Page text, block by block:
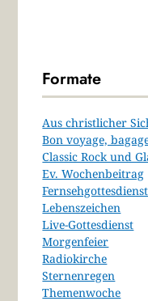
Formate
Aus christlicher
Bon voyage,
Classic Rock und
Ev. Wochenbeitrag
Fernsehgottesdienst
Lebenszeichen
Live-Gottesdienst
Morgenfeier
Radiokirche
Sternenregen
Themenwoche